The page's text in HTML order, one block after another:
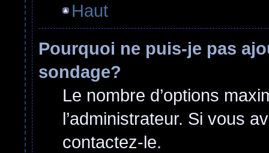
Haut
Pourquoi ne puis-je pas
sondage?
Le nombre d’options
l’administrateur. Si vous
contactez-le.